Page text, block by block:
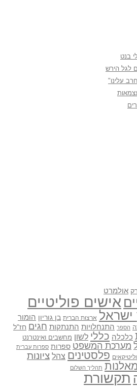
בנט
לגל הירש
אולמרט
אישים פוליטיים
ישראל ארצות הברית בן גוריון הומור
הספר התנחלויות התנתקות חגים חז"ל
כלכלה כללי לשון מחשבים ואינטרנט
מערכת המשפט ספרות ספרות עברית
פלסטינים צהל ציונות
תהליך השלום
תקשורת